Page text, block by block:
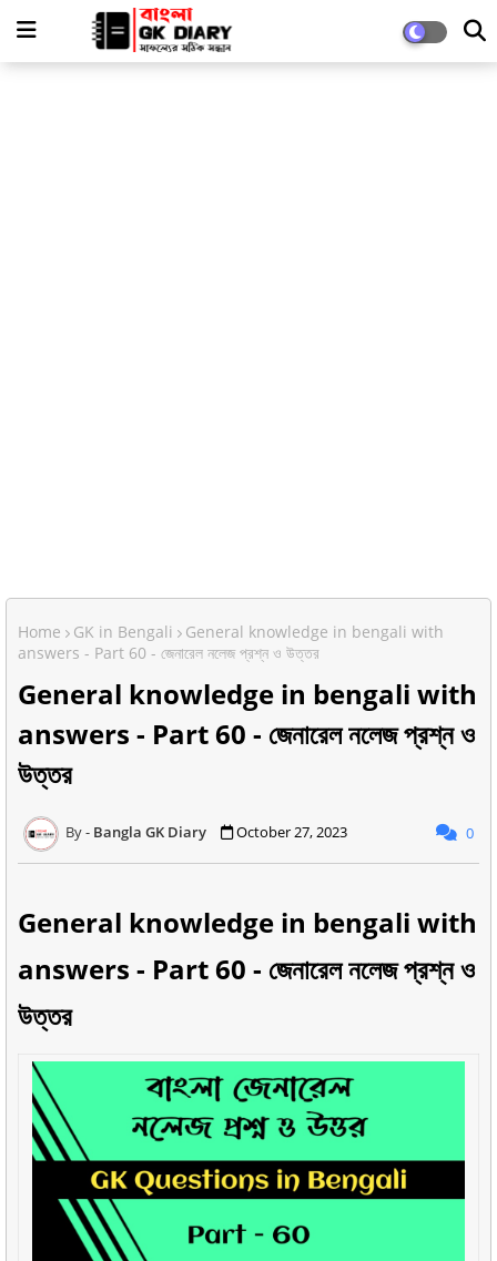
Home GK in Bengali
General knowledge in bengali with
answers - Part 60 - জেনারেল নলেজ প্রশ্ন ও উত্তর
General knowledge in bengali with
answers - Part 60 - জেনারেল নলেজ প্রশ্ন ও
উত্তর
Bangla GK Diary October 27, 2023 0
General knowledge in bengali with
answers - Part 60 - জেনারেল নলেজ প্রশ্ন ও
উত্তর